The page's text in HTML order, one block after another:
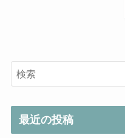
最近の投稿